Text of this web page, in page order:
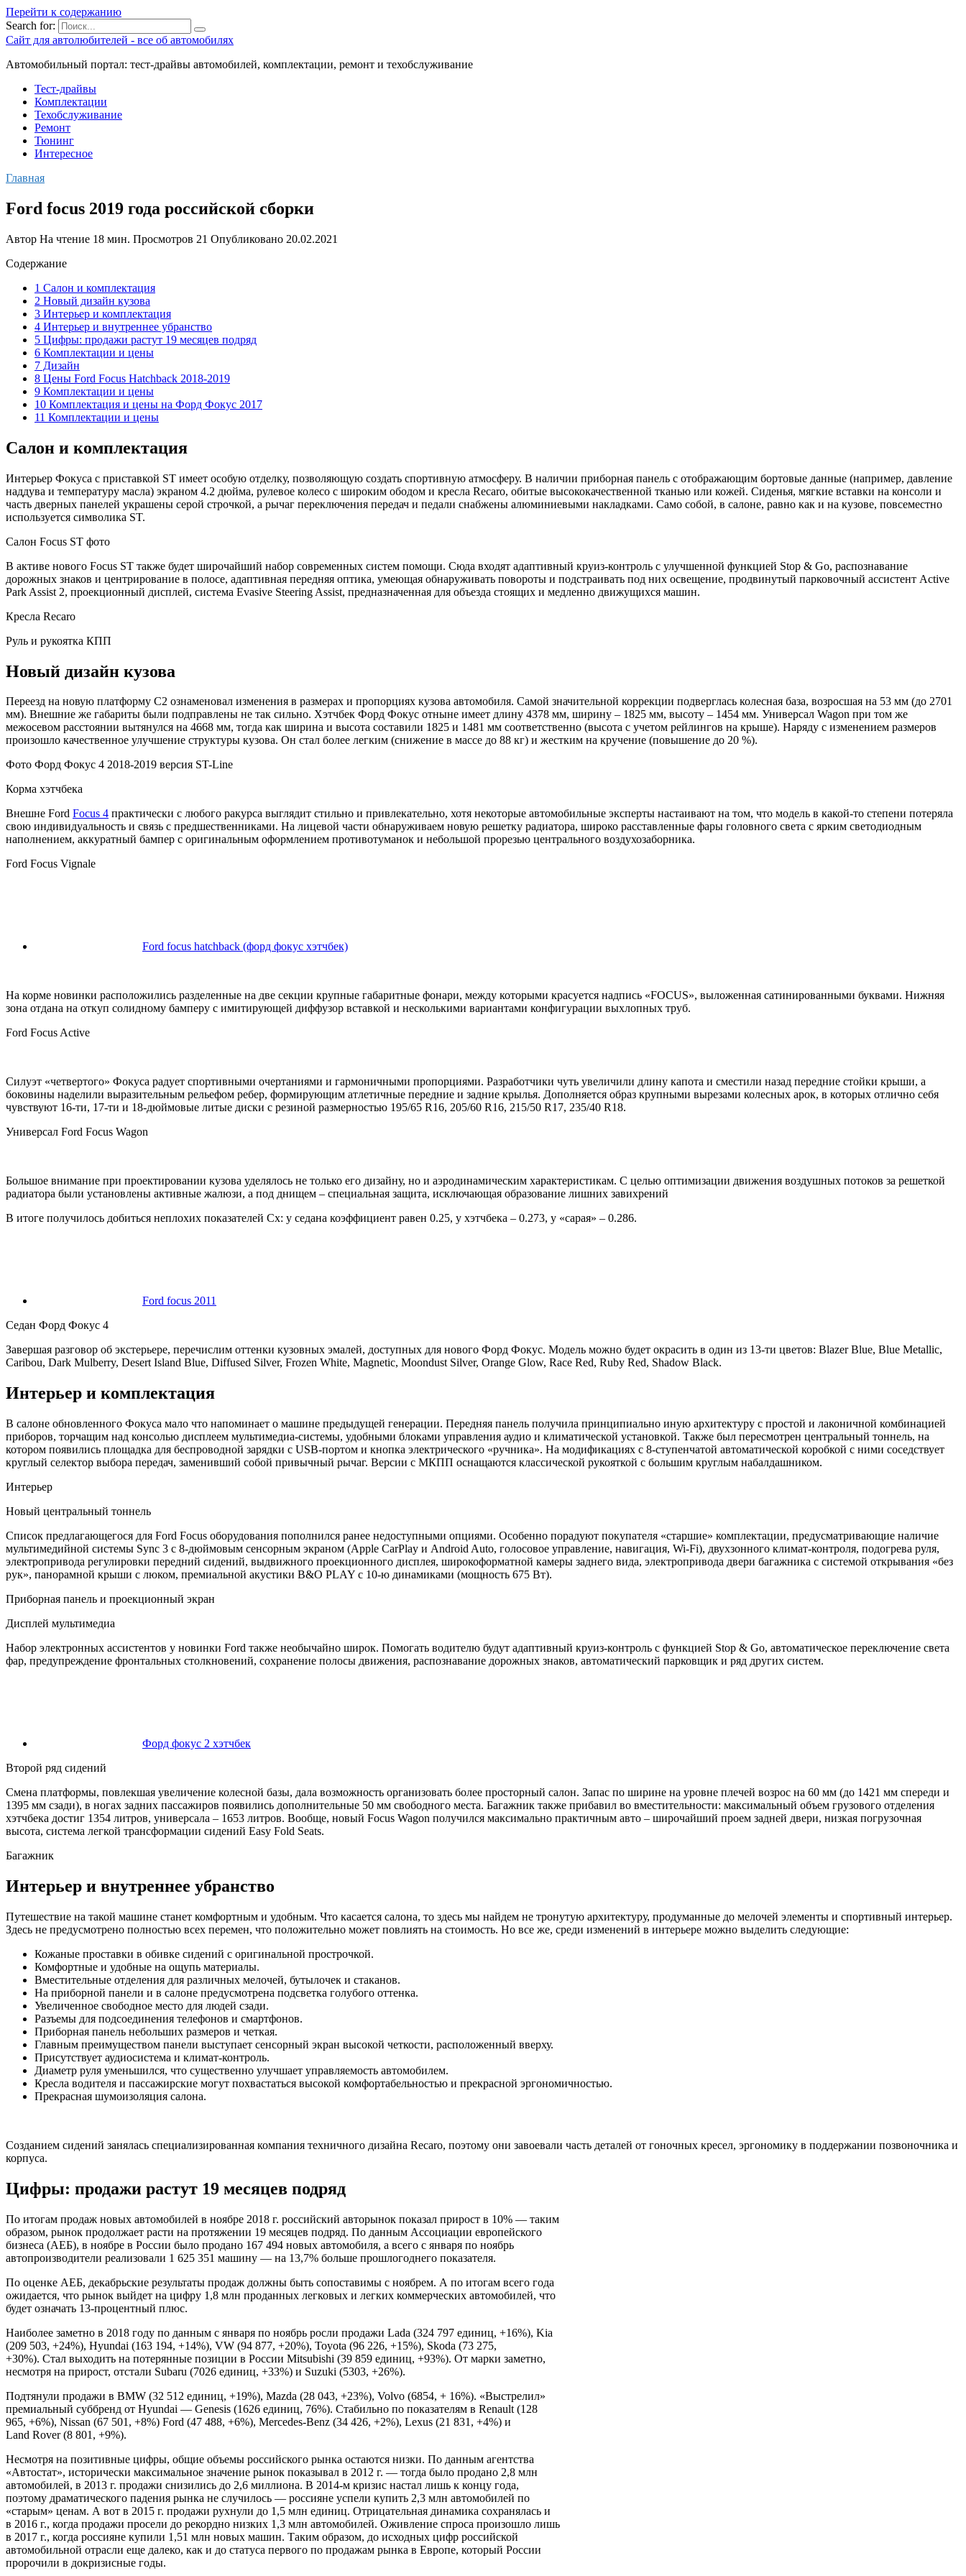
Перейти к содержанию
Search for:
Сайт для автолюбителей - все об автомобилях
Автомобильный портал: тест-драйвы автомобилей, комплектации, ремонт и техобслуживание
Тест-драйвы
Комплектации
Техобслуживание
Ремонт
Тюнинг
Интересное
Главная
Ford focus 2019 года российской сборки
Автор На чтение 18 мин. Просмотров 21 Опубликовано 20.02.2021
Содержание
1 Салон и комплектация
2 Новый дизайн кузова
3 Интерьер и комплектация
4 Интерьер и внутреннее убранство
5 Цифры: продажи растут 19 месяцев подряд
6 Комплектации и цены
7 Дизайн
8 Цены Ford Focus Hatchback 2018-2019
9 Комплектации и цены
10 Комплектация и цены на Форд Фокус 2017
11 Комплектации и цены
Салон и комплектация
Интерьер Фокуса с приставкой ST имеет особую отделку, позволяющую создать спортивную атмосферу. В наличии приборная панель с отображающим бортовые данные (например, давление
наддува и температуру масла) экраном 4.2 дюйма, рулевое колесо с широким ободом и кресла Recaro, обитые высококачественной тканью или кожей. Сиденья, мягкие вставки на консоли и
часть дверных панелей украшены серой строчкой, а рычаг переключения передач и педали снабжены алюминиевыми накладками. Само собой, в салоне, равно как и на кузове, повсеместно
используется символика ST.
Салон Focus ST фото
В активе нового Focus ST также будет широчайший набор современных систем помощи. Сюда входят адаптивный круиз-контроль с улучшенной функцией Stop & Go, распознавание
дорожных знаков и центрирование в полосе, адаптивная передняя оптика, умеющая обнаруживать повороты и подстраивать под них освещение, продвинутый парковочный ассистент Active
Park Assist 2, проекционный дисплей, система Evasive Steering Assist, предназначенная для объезда стоящих и медленно движущихся машин.
Кресла Recaro
Руль и рукоятка КПП
Новый дизайн кузова
Переезд на новую платформу C2 ознаменовал изменения в размерах и пропорциях кузова автомобиля. Самой значительной коррекции подверглась колесная база, возросшая на 53 мм (до 2701
мм). Внешние же габариты были подправлены не так сильно. Хэтчбек Форд Фокус отныне имеет длину 4378 мм, ширину – 1825 мм, высоту – 1454 мм. Универсал Wagon при том же
межосевом расстоянии вытянулся на 4668 мм, тогда как ширина и высота составили 1825 и 1481 мм соответственно (высота с учетом рейлингов на крыше). Наряду с изменением размеров
произошло качественное улучшение структуры кузова. Он стал более легким (снижение в массе до 88 кг) и жестким на кручение (повышение до 20 %).
Фото Форд Фокус 4 2018-2019 версия ST-Line
Корма хэтчбека
Внешне Ford Focus 4 практически с любого ракурса выглядит стильно и привлекательно, хотя некоторые автомобильные эксперты настаивают на том, что модель в какой-то степени потеряла
свою индивидуальность и связь с предшественниками. На лицевой части обнаруживаем новую решетку радиатора, широко расставленные фары головного света с ярким светодиодным
наполнением, аккуратный бампер с оригинальным оформлением противотуманок и небольшой прорезью центрального воздухозаборника.
Ford Focus Vignale
Ford focus hatchback (форд фокус хэтчбек)
На корме новинки расположились разделенные на две секции крупные габаритные фонари, между которыми красуется надпись «FOCUS», выложенная сатинированными буквами. Нижняя
зона отдана на откуп солидному бамперу с имитирующей диффузор вставкой и несколькими вариантами конфигурации выхлопных труб.
Ford Focus Active
Силуэт «четвертого» Фокуса радует спортивными очертаниями и гармоничными пропорциями. Разработчики чуть увеличили длину капота и сместили назад передние стойки крыши, а
боковины наделили выразительным рельефом ребер, формирующим атлетичные передние и задние крылья. Дополняется образ крупными вырезами колесных арок, в которых отлично себя
чувствуют 16-ти, 17-ти и 18-дюймовые литые диски с резиной размерностью 195/65 R16, 205/60 R16, 215/50 R17, 235/40 R18.
Универсал Ford Focus Wagon
Большое внимание при проектировании кузова уделялось не только его дизайну, но и аэродинамическим характеристикам. С целью оптимизации движения воздушных потоков за решеткой
радиатора были установлены активные жалюзи, а под днищем – специальная защита, исключающая образование лишних завихрений
В итоге получилось добиться неплохих показателей Cx: у седана коэффициент равен 0.25, у хэтчбека – 0.273, у «сарая» – 0.286.
Ford focus 2011
Седан Форд Фокус 4
Завершая разговор об экстерьере, перечислим оттенки кузовных эмалей, доступных для нового Форд Фокус. Модель можно будет окрасить в один из 13-ти цветов: Blazer Blue, Blue Metallic,
Caribou, Dark Mulberry, Desert Island Blue, Diffused Silver, Frozen White, Magnetic, Moondust Silver, Orange Glow, Race Red, Ruby Red, Shadow Black.
Интерьер и комплектация
В салоне обновленного Фокуса мало что напоминает о машине предыдущей генерации. Передняя панель получила принципиально иную архитектуру с простой и лаконичной комбинацией
приборов, торчащим над консолью дисплеем мультимедиа-системы, удобными блоками управления аудио и климатической установкой. Также был пересмотрен центральный тоннель, на
котором появились площадка для беспроводной зарядки с USB-портом и кнопка электрического «ручника». На модификациях с 8-ступенчатой автоматической коробкой с ними соседствует
круглый селектор выбора передач, заменивший собой привычный рычаг. Версии с МКПП оснащаются классической рукояткой с большим круглым набалдашником.
Интерьер
Новый центральный тоннель
Список предлагающегося для Ford Focus оборудования пополнился ранее недоступными опциями. Особенно порадуют покупателя «старшие» комплектации, предусматривающие наличие
мультимедийной системы Sync 3 с 8-дюймовым сенсорным экраном (Apple CarPlay и Android Auto, голосовое управление, навигация, Wi-Fi), двухзонного климат-контроля, подогрева руля,
электропривода регулировки передний сидений, выдвижного проекционного дисплея, широкоформатной камеры заднего вида, электропривода двери багажника с системой открывания «без
рук», панорамной крыши с люком, премиальной акустики B&O PLAY с 10-ю динамиками (мощность 675 Вт).
Приборная панель и проекционный экран
Дисплей мультимедиа
Набор электронных ассистентов у новинки Ford также необычайно широк. Помогать водителю будут адаптивный круиз-контроль с функцией Stop & Go, автоматическое переключение света
фар, предупреждение фронтальных столкновений, сохранение полосы движения, распознавание дорожных знаков, автоматический парковщик и ряд других систем.
Форд фокус 2 хэтчбек
Второй ряд сидений
Смена платформы, повлекшая увеличение колесной базы, дала возможность организовать более просторный салон. Запас по ширине на уровне плечей возрос на 60 мм (до 1421 мм спереди и
1395 мм сзади), в ногах задних пассажиров появились дополнительные 50 мм свободного места. Багажник также прибавил во вместительности: максимальный объем грузового отделения
хэтчбека достиг 1354 литров, универсала – 1653 литров. Вообще, новый Focus Wagon получился максимально практичным авто – широчайший проем задней двери, низкая погрузочная
высота, система легкой трансформации сидений Easy Fold Seats.
Багажник
Интерьер и внутреннее убранство
Путешествие на такой машине станет комфортным и удобным. Что касается салона, то здесь мы найдем не тронутую архитектуру, продуманные до мелочей элементы и спортивный интерьер.
Здесь не предусмотрено полностью всех перемен, что положительно может повлиять на стоимость. Но все же, среди изменений в интерьере можно выделить следующие:
Кожаные проставки в обивке сидений с оригинальной прострочкой.
Комфортные и удобные на ощупь материалы.
Вместительные отделения для различных мелочей, бутылочек и стаканов.
На приборной панели и в салоне предусмотрена подсветка голубого оттенка.
Увеличенное свободное место для людей сзади.
Разъемы для подсоединения телефонов и смартфонов.
Приборная панель небольших размеров и четкая.
Главным преимуществом панели выступает сенсорный экран высокой четкости, расположенный вверху.
Присутствует аудиосистема и климат-контроль.
Диаметр руля уменьшился, что существенно улучшает управляемость автомобилем.
Кресла водителя и пассажирские могут похвастаться высокой комфортабельностью и прекрасной эргономичностью.
Прекрасная шумоизоляция салона.
Созданием сидений занялась специализированная компания техничного дизайна Recaro, поэтому они завоевали часть деталей от гоночных кресел, эргономику в поддержании позвоночника и
корпуса.
Цифры: продажи растут 19 месяцев подряд
По итогам продаж новых автомобилей в ноябре 2018 г. российский авторынок показал прирост в 10% — таким
образом, рынок продолжает расти на протяжении 19 месяцев подряд. По данным Ассоциации европейского
бизнеса (АЕБ), в ноябре в России было продано 167 494 новых автомобиля, а всего с января по ноябрь
автопроизводители реализовали 1 625 351 машину — на 13,7% больше прошлогоднего показателя.
По оценке АЕБ, декабрьские результаты продаж должны быть сопоставимы с ноябрем. А по итогам всего года
ожидается, что рынок выйдет на цифру 1,8 млн проданных легковых и легких коммерческих автомобилей, что
будет означать 13-процентный плюс.
Наиболее заметно в 2018 году по данным с января по ноябрь росли продажи Lada (324 797 единиц, +16%), Kia
(209 503, +24%), Hyundai (163 194, +14%), VW (94 877, +20%), Toyota (96 226, +15%), Skoda (73 275,
+30%). Стал выходить на потерянные позиции в России Mitsubishi (39 859 единиц, +93%). От марки заметно,
несмотря на прирост, отстали Subaru (7026 единиц, +33%) и Suzuki (5303, +26%).
Подтянули продажи в BMW (32 512 единиц, +19%), Mazda (28 043, +23%), Volvo (6854, + 16%). «Выстрелил»
премиальный суббренд от Hyundai — Genesis (1626 единиц, 76%). Стабильно по показателям в Renault (128
965, +6%), Nissan (67 501, +8%) Ford (47 488, +6%), Mercedes-Benz (34 426, +2%), Lexus (21 831, +4%) и
Land Rover (8 801, +9%).
Несмотря на позитивные цифры, общие объемы российского рынка остаются низки. По данным агентства
«Автостат», исторически максимальное значение рынок показывал в 2012 г. — тогда было продано 2,8 млн
автомобилей, в 2013 г. продажи снизились до 2,6 миллиона. В 2014-м кризис настал лишь к концу года,
поэтому драматического падения рынка не случилось — россияне успели купить 2,3 млн автомобилей по
«старым» ценам. А вот в 2015 г. продажи рухнули до 1,5 млн единиц. Отрицательная динамика сохранялась и
в 2016 г., когда продажи просели до рекордно низких 1,3 млн автомобилей. Оживление спроса произошло лишь
в 2017 г., когда россияне купили 1,51 млн новых машин. Таким образом, до исходных цифр российской
автомобильной отрасли еще далеко, как и до статуса первого по продажам рынка в Европе, который России
пророчили в докризисные годы.